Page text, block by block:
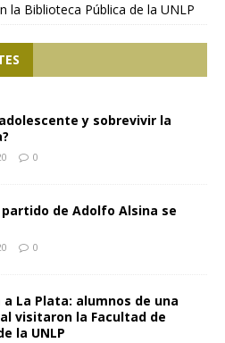
la Biblioteca Pública de la UNLP
y sobrevivir la
0
partido de Adolfo Alsina se
0
a La Plata: alumnos de una
visitaron la Facultad de
la UNLP